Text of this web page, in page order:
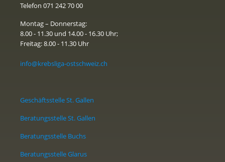
Telefon 071 242 70 00
Montag – Donnerstag:
8.00 - 11.30 und 14.00 - 16.30 Uhr;
Freitag: 8.00 - 11.30 Uhr
info@krebsliga-ostschweiz.ch
Geschäftsstelle St. Gallen
Beratungsstelle St. Gallen
Beratungsstelle Buchs
Beratungsstelle Glarus